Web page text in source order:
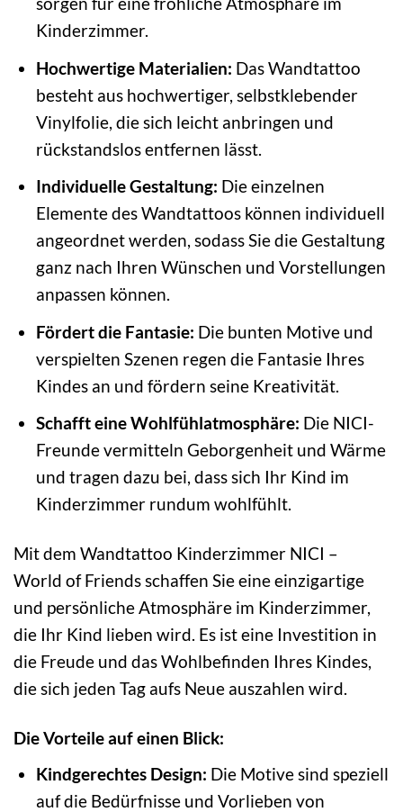
Kinderzimmer.
Hochwertige Materialien: Das Wandtattoo
besteht aus hochwertiger, selbstklebender
Vinylfolie, die sich leicht anbringen und
rückstandslos entfernen lässt.
Individuelle Gestaltung: Die einzelnen
Elemente des Wandtattoos können individuell
angeordnet werden, sodass Sie die Gestaltung
ganz nach Ihren Wünschen und Vorstellungen
anpassen können.
Fördert die Fantasie: Die bunten Motive und
verspielten Szenen regen die Fantasie Ihres
Kindes an und fördern seine Kreativität.
Schafft eine Wohlfühlatmosphäre: Die NICI-
Freunde vermitteln Geborgenheit und Wärme
und tragen dazu bei, dass sich Ihr Kind im
Kinderzimmer rundum wohlfühlt.
Mit dem Wandtattoo Kinderzimmer NICI –
World of Friends schaffen Sie eine einzigartige
und persönliche Atmosphäre im Kinderzimmer,
die Ihr Kind lieben wird. Es ist eine Investition in
die Freude und das Wohlbefinden Ihres Kindes,
die sich jeden Tag aufs Neue auszahlen wird.
Die Vorteile auf einen Blick:
Kindgerechtes Design: Die Motive sind speziell
auf die Bedürfnisse und Vorlieben von